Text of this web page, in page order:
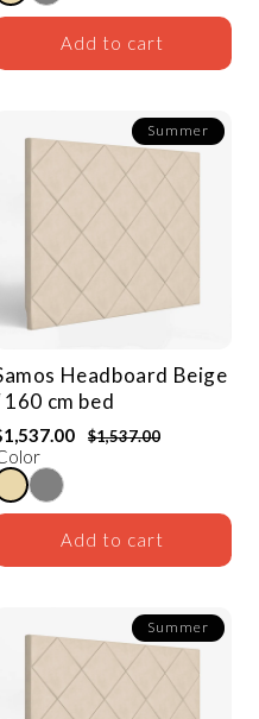
Add to cart
Summer
Headboard Beige
160 cm bed
$1,537.00
Add to cart
Summer